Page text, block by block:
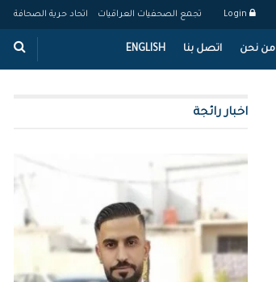
تجمع الصحفيات العراقيات اتحاد حرية الصحافة
من نحن اتصل بنا ENGLISH
اخبار رائجة